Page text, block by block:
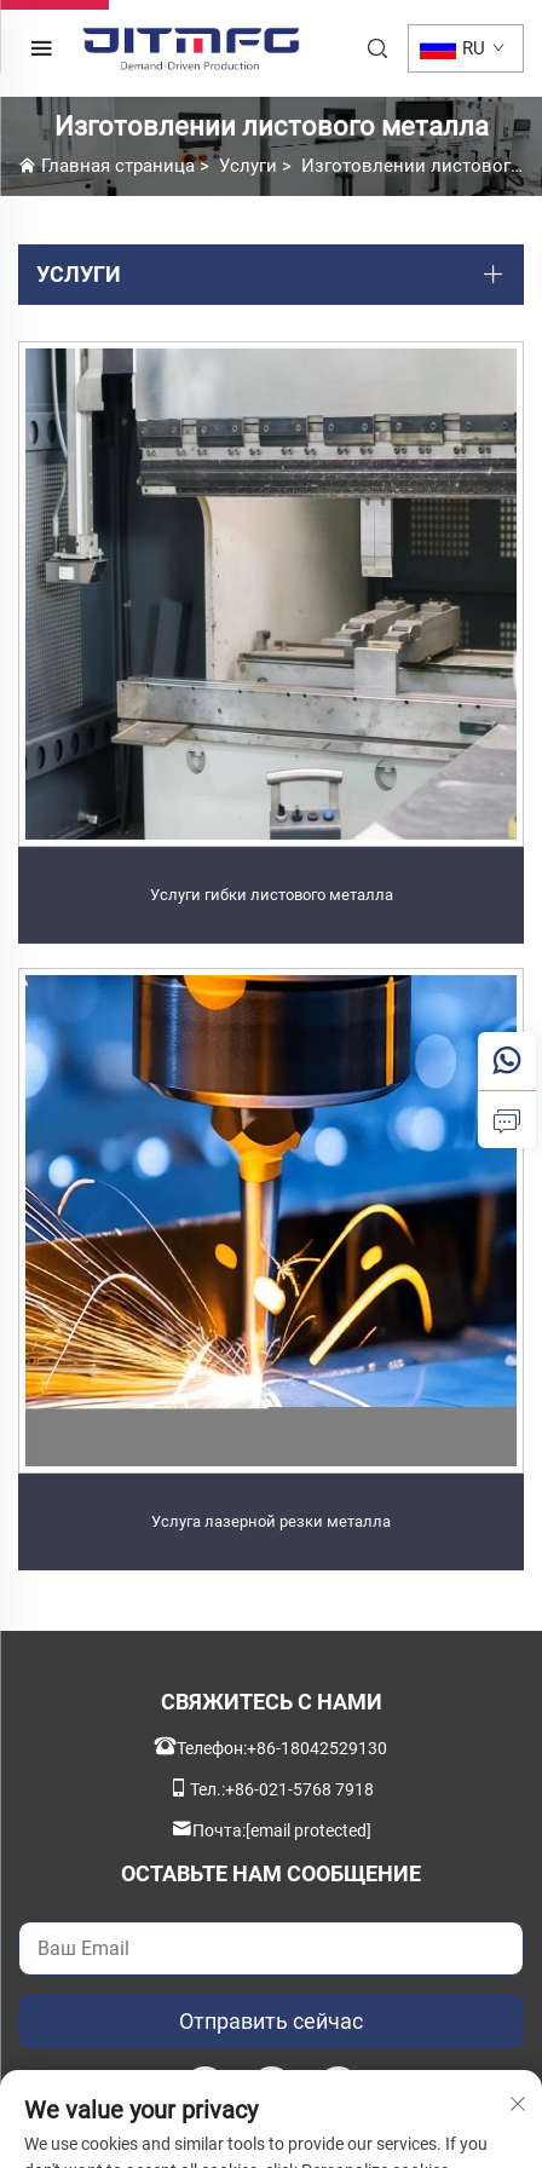
RU
Изготовлении листового металла
Главная страница>Услуги > Изготовлении листового металла
УСЛУГИ
Услуги гибки листового металла
Услуга лазерной резки металла
СВЯЖИТЕСЬ С НАМИ
Телефон:+86-18042529130
Тел.:+86-021-5768 7918
Почта:[email protected]
ОСТАВЬТЕ НАМ СООБЩЕНИЕ
Отправить сейчас
We value your privacy
We use cookies and similar tools to provide our services. If you